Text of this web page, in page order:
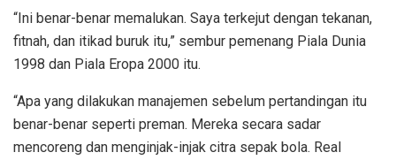
“Ini benar-benar memalukan. Saya terkejut dengan tekanan,
fitnah, dan itikad buruk itu,” sembur pemenang Piala Dunia
1998 dan Piala Eropa 2000 itu.
“Apa yang dilakukan manajemen sebelum pertandingan itu
benar-benar seperti preman. Mereka secara sadar
mencoreng dan menginjak-injak citra sepak bola. Real